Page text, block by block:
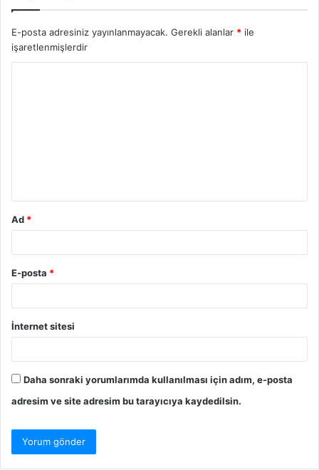
E-posta adresiniz yayınlanmayacak. Gerekli alanlar * ile
işaretlenmişlerdir
Ad *
E-posta *
İnternet sitesi
Daha sonraki yorumlarımda kullanılması için adım, e-posta
adresim ve site adresim bu tarayıcıya kaydedilsin.